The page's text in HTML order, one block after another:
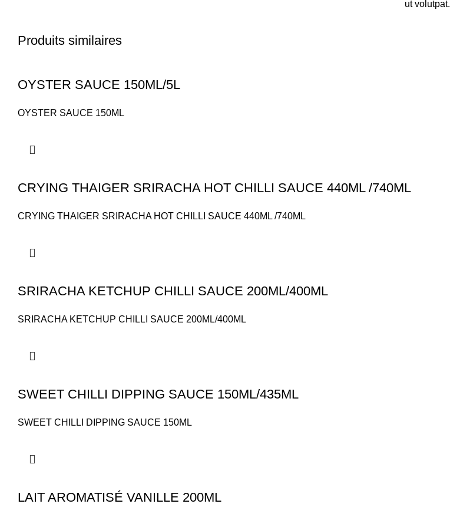
ut volutpat.
Produits similaires
OYSTER SAUCE 150ML/5L
OYSTER SAUCE 150ML
CRYING THAIGER SRIRACHA HOT CHILLI SAUCE 440ML /740ML
CRYING THAIGER SRIRACHA HOT CHILLI SAUCE 440ML /740ML
SRIRACHA KETCHUP CHILLI SAUCE 200ML/400ML
SRIRACHA KETCHUP CHILLI SAUCE 200ML/400ML
SWEET CHILLI DIPPING SAUCE 150ML/435ML
SWEET CHILLI DIPPING SAUCE 150ML
LAIT AROMATISÉ VANILLE 200ML